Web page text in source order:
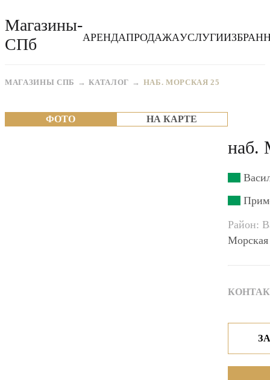
Магазины-
СПб
АРЕНДАПРОДАЖАУСЛУГИ
МАГАЗИНЫ СПБ КАТАЛОГ НАБ. МОРСКАЯ 25
ФОТО НА КАРТЕ
наб.
Район: